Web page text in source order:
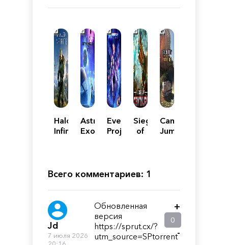
Halo
Infinite
Astra
Exodus
Everreach:
Project
Siege
of
Camper
Jumper
Всего комментариев: 1
Jd
7 июля 2026
Обновленная
версия
https://sprut.cx/?
utm_source=SPtorrent
+
0
-